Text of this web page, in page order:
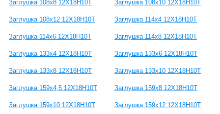
Заглушка 108х8 12Х18Н10Т Заглушка 108х10 12Х18Н10Т
Заглушка 108х12 12Х18Н10Т Заглушка 114х4 12Х18Н10Т
Заглушка 114х6 12Х18Н10Т Заглушка 114х8 12Х18Н10Т
Заглушка 133х4 12Х18Н10Т Заглушка 133х6 12Х18Н10Т
Заглушка 133х8 12Х18Н10Т Заглушка 133х10 12Х18Н10Т
Заглушка 159х4,5 12Х18Н10Т Заглушка 159х8 12Х18Н10Т
Заглушка 159х10 12Х18Н10Т Заглушка 159х12 12Х18Н10Т